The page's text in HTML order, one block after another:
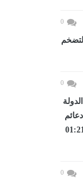
0
التضخم
0
الدولة
الثلاثاء، 30 يونيو 2026 01:21
0